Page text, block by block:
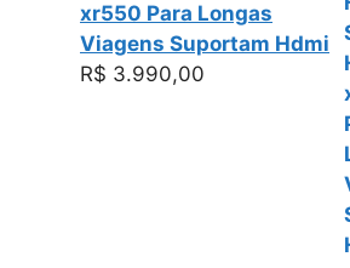
xr550 Para Longas
Viagens Suportam Hdmi
R$ 3.990,00